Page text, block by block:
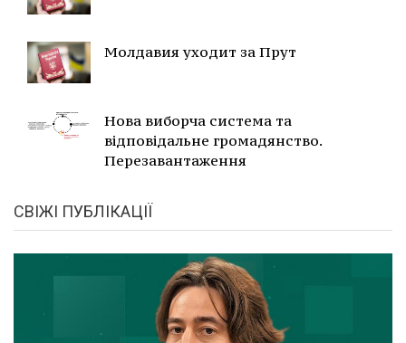
Молдавия уходит за Прут
Нова виборча система та
відповідальне громадянство.
Перезавантаження
СВІЖІ ПУБЛІКАЦІЇ